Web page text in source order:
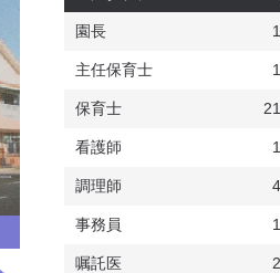
園長
主任保育士
保育士
看護師
調理師
事務員
嘱託医